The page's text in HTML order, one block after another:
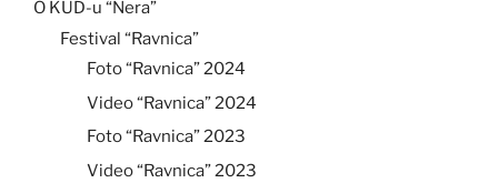
O KUD-u “Nera”
Festival “Ravnica”
Foto “Ravnica” 2024
Video “Ravnica” 2024
Foto “Ravnica” 2023
Video “Ravnica” 2023